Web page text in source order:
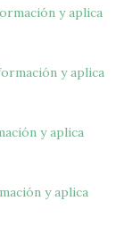
y aplica
y aplica
y aplica
y aplica